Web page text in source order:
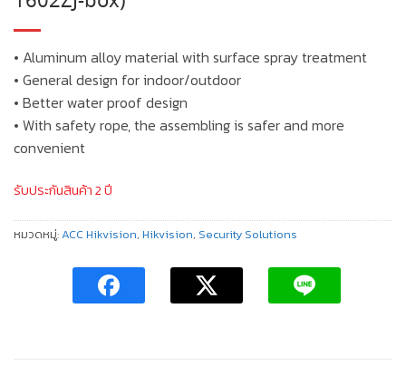
• Aluminum alloy material with surface spray treatment
• General design for indoor/outdoor
• Better water proof design
• With safety rope, the assembling is safer and more
convenient
รับประกันสินค้า 2 ปี
หมวดหมู่:ACC Hikvision, Hikvision, Security Solutions